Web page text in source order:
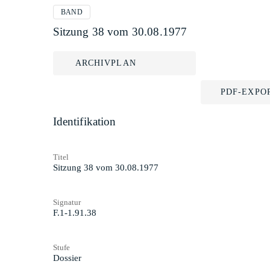
BAND
Sitzung 38 vom 30.08.1977
ARCHIVPLAN
PDF-
Identifikation
Titel
Sitzung 38 vom 30.08.1977
Signatur
F.1-1.91.38
Stufe
Dossier